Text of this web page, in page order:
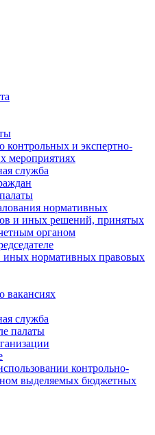
контрольных и экспертно-
мероприятиях
служба
нормативных
и иных решений, принятых
органом
иных нормативных правовых
вакансиях
служба
палаты
контрольно-
выделяемых бюджетных